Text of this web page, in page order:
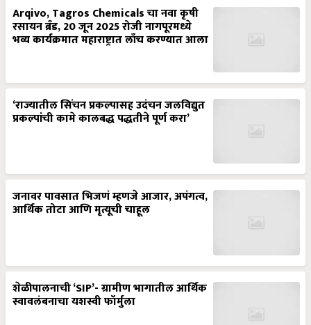
Arqivo, Tagros Chemicals चा नवा कृषी
रसायन ब्रँड, 20 जून 2025 रोजी नागपूरमध्ये
भव्य कार्यक्रमात महाराष्ट्रात लाँच करण्यात आला
‘राज्यातील सिंचन प्रकल्पासह उदंचन जलविद्युत
प्रकल्पांची कामे कालबद्ध पद्धतीने पूर्ण करा’
जनावर पावसात भिजणं म्हणजे आजार, अपंगत्व,
आर्थिक तोटा आणि मृत्यूची चाहूल
शेळीपालनाची ‘SIP’- ग्रामीण भागातील आर्थिक
स्वावलंबनाचा यशस्वी फॉर्मुला